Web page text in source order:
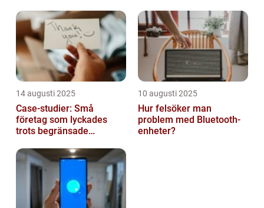
14 augusti 2025
Case-studier: Små
företag som lyckades
trots begränsade
10 augusti 2025
Hur felsöker man
problem med Bluetooth-
enheter?